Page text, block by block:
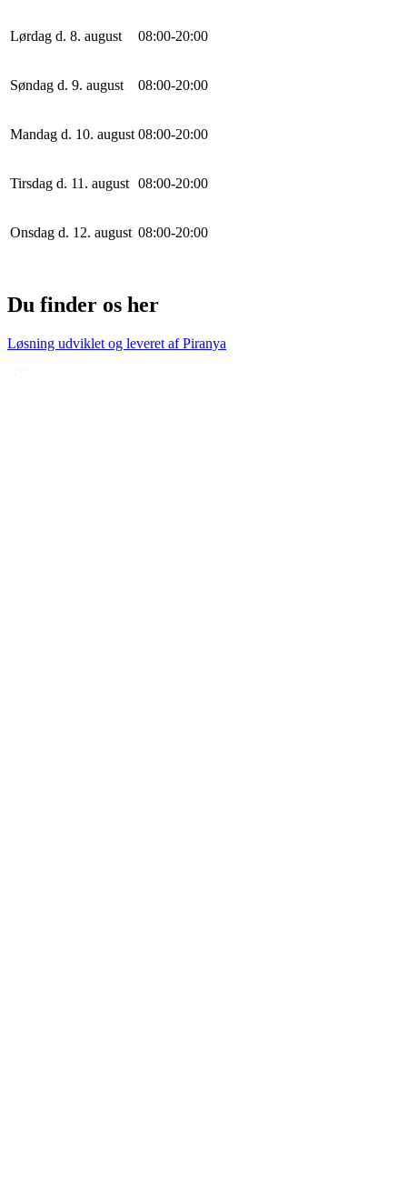
Lørdag d. 8. august 08:00-20:00
Søndag d. 9. august 08:00-20:00
Mandag d. 10. august 08:00-20:00
Tirsdag d. 11. august 08:00-20:00
Onsdag d. 12. august 08:00-20:00
Du finder os her
Løsning udviklet og leveret afPiranya